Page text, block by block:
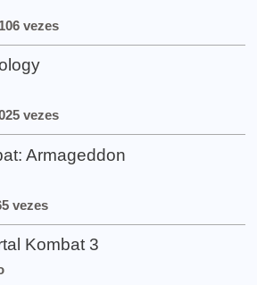
vezes
vezes
Armageddon
vezes
Kombat 3